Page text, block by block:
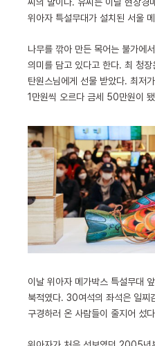
위아자 특설무대가 설치된 서울
나무를 깎아 만든 목어는 불가에
의미를 담고 있다고 한다. 최 청장
탄원스님에게 선물 받았다. 최저
1만원씩 오르다 금세 50만원이
이날 위아자 메가박스 특설무대
북적였다. 30여석의 좌석은 일찌
구경하러 온 사람들이 줄지어 섰